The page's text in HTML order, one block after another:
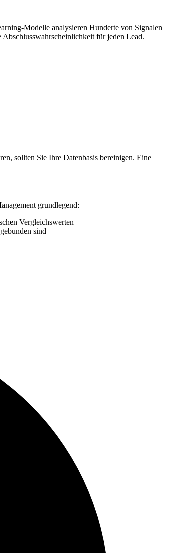
Modelle analysieren Hunderte von Signalen
für jeden Lead.
sollten Sie Ihre Datenbasis bereinigen. Eine
grundlegend:
Vergleichswerten
sind